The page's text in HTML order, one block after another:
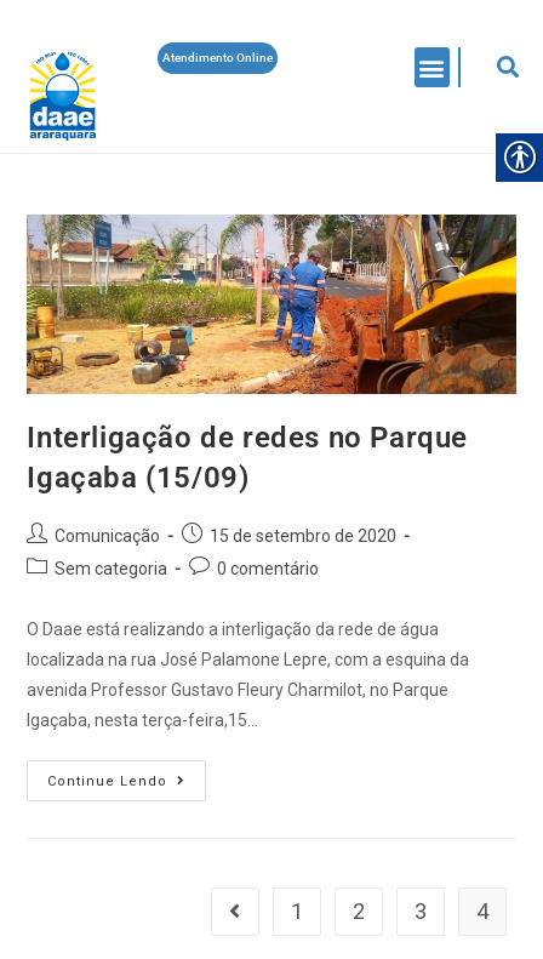
Atendimento Online
Interligação de redes no Parque
Igaçaba (15/09)
Comunicação
15 de setembro de 2020
Sem categoria
0 comentário
O Daae está realizando a interligação da rede de água
localizada na rua José Palamone Lepre, com a esquina da
avenida Professor Gustavo Fleury Charmilot, no Parque
Igaçaba, nesta terça-feira,15…
Continue Lendo
1 2 3 4